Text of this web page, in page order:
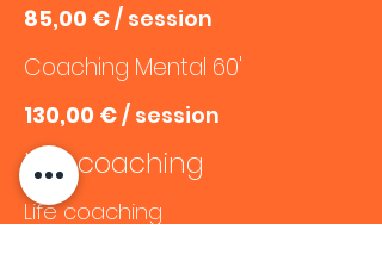
85,00 €/ session
Coaching Mental 60'
130,00 €/ session
Live coaching
Life coaching